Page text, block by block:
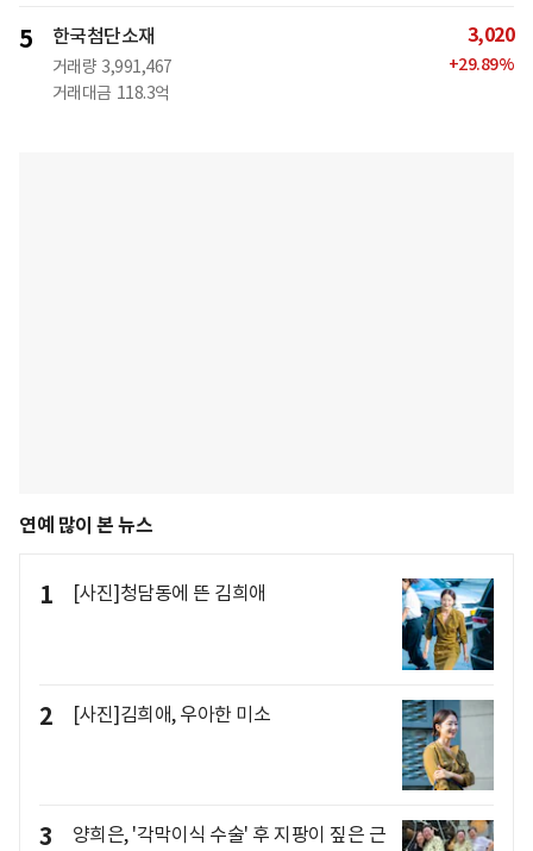
5 한국첨단소재
거래량 3,991,467
거래대금 118.3억
3,020
+29.89%
연예 많이 본 뉴스
1 [사진]청담동에 뜬 김희애
2 [사진]김희애, 우아한 미소
3
양희은, '각막이식 수술' 후 지팡이 짚은 근